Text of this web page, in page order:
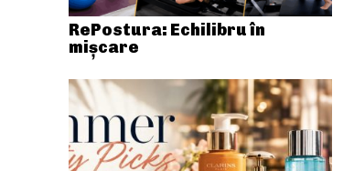
RePostura: Echilibru în
mișcare